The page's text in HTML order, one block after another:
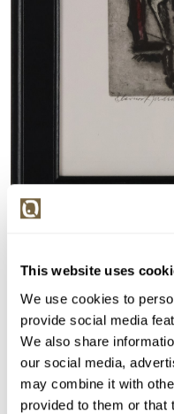
This website uses
We use cookies to
provide social media
We also share
our social media,
may combine it with
provided to them or that
Suchá jehla a monotyp,
vpravo dole J. Jíra 98.
> Zobrazit detail